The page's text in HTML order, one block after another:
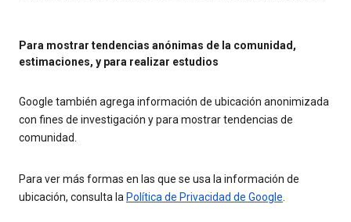
Para mostrar tendencias anónimas de la comunidad,
estimaciones, y para realizar estudios
Google también agrega información de ubicación anonimizada
con fines de investigación y para mostrar tendencias de
comunidad.
Para ver más formas en las que se usa la información de
ubicación, consulta la Política de Privacidad de Google